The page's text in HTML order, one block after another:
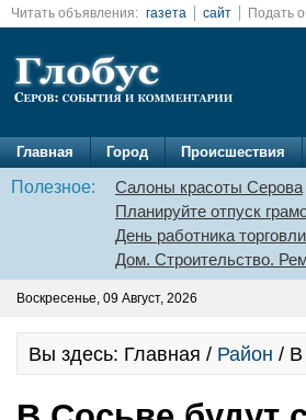
Читать объявления: газета сайт Подать
Главная Город Происшествия
Полезное: Салоны красоты Серова
Планируйте отпуск
День работника торговли
Дом. Строительство.
Воскресенье, 09 Август, 2026
Вы здесь: Главная / Район / В